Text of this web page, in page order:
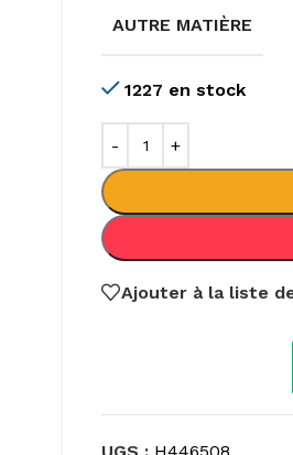
AUTRE MATIÈRE
1227 en stock
Ajouter à la liste